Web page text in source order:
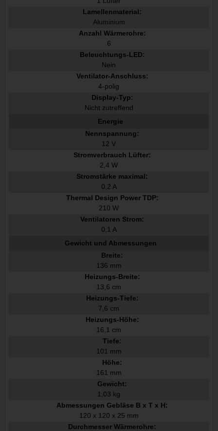
Lamellenmaterial:
Aluminium
Anzahl Wärmerohre:
6
Beleuchtungs-LED:
Nein
Ventilator-Anschluss:
4-polig
Display-Typ:
Nicht zutreffend
Energie
Nennspannung:
12 V
Stromverbrauch Lüfter:
2,4 W
Stromstärke maximal:
0,2 A
Thermal Design Power TDP:
210 W
Ventilatoren Strom:
0,1 A
Gewicht und Abmessungen
Breite:
136 mm
Heizungs-Breite:
13,6 cm
Heizungs-Tiefe:
7,6 cm
Heizungs-Höhe:
16,1 cm
Tiefe:
101 mm
Höhe:
161 mm
Gewicht:
1,03 kg
Abmessungen Gebläse B x T x H:
120 x 120 x 25 mm
Durchmesser Wärmerohre: